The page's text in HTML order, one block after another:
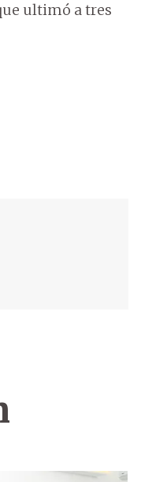
ultimó a tres